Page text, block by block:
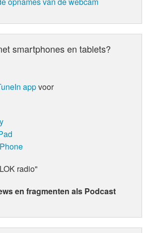
smartphones en tablets?
appvoor
radio"
en fragmenten als Podcast